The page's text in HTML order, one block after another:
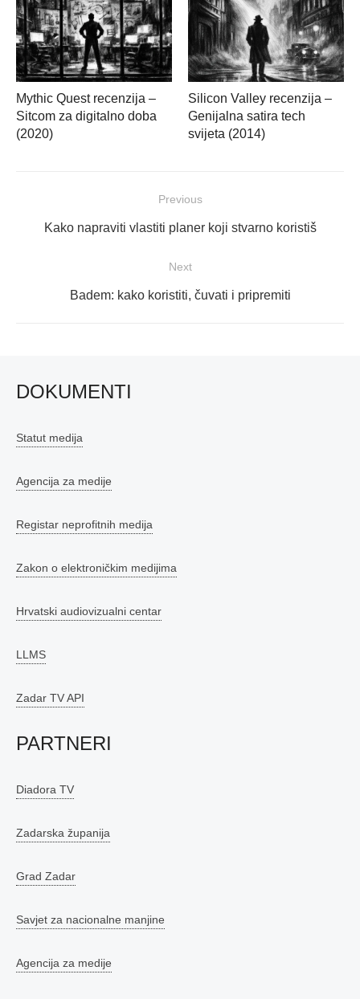
Mythic Quest recenzija –
Sitcom za digitalno doba
(2020)
Silicon Valley recenzija –
Genijalna satira tech
svijeta (2014)
objava
Previous
Previous
Kako napraviti vlastiti planer koji stvarno koristiš
Next
Next
Badem: kako koristiti, čuvati i pripremiti
DOKUMENTI
Statut medija
Agencija za medije
Registar neprofitnih medija
Zakon o elektroničkim medijima
Hrvatski audiovizualni centar
LLMS
Zadar TV API
PARTNERI
Diadora TV
Zadarska županija
Grad Zadar
Savjet za nacionalne manjine
Agencija za medije